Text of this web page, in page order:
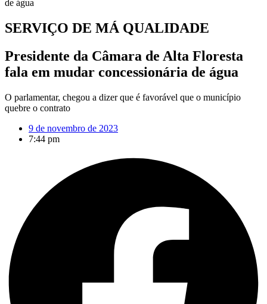
de água
SERVIÇO DE MÁ QUALIDADE
Presidente da Câmara de Alta Floresta
fala em mudar concessionária de água
O parlamentar, chegou a dizer que é favorável que o município
quebre o contrato
9 de novembro de 2023
7:44 pm